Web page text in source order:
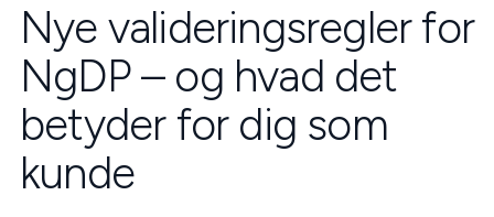
Nye valideringsregler for
NgDP – og hvad det
betyder for dig som
kunde